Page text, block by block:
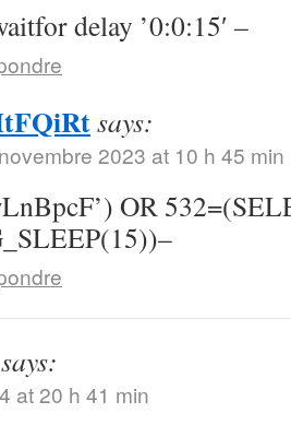
delay ’0:0:15′ –
says:
2023 at 10 h 45 min
OR
says:
at 20 h 41 min